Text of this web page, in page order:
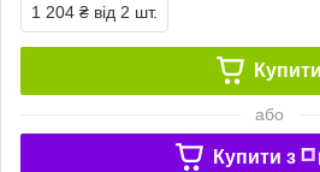
1 204 ₴ від 2 шт.
Купити
або
Купити з